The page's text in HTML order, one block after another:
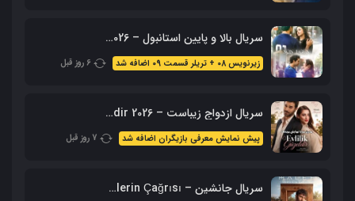
سریال بالا و پایین استانبول – 2026 Alti Ustu Istanbul (نسخه کامل)
زیرنویس 08 + تریلر قسمت 09 اضافه شد 6 روز قبل
سریال ازدواج زیباست – Evlilik Guzeldir 2026 (نسخه کامل + زیرنویس)
پیش نمایش معرفی بازیگران اضافه شد 7 روز قبل
سریال جانشین – Halef: Köklerin Çağrısı با زیرنویس فارسی